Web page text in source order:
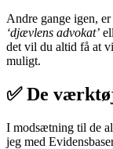
Andre gange igen,
‘djævlens advokat’
det vil du altid få at
muligt.
✅ De
I modsætning til de
jeg med